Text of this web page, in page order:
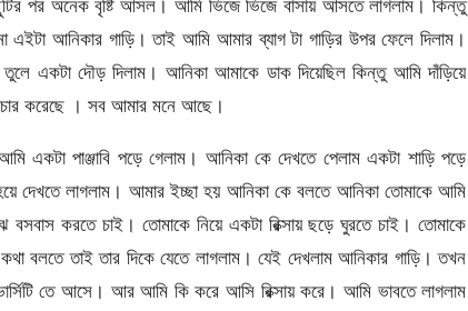
ছুটির পর অনেক বৃষ্টি আসল। আমি ভিজে ভিজে বাসায় আসতে লাগলাম। কিন্তু
আনিকার গাড়ি। তাই আমি আমার ব্যাগ টা গাড়ির উপর ফেলে দিলাম।
একটা দৌড় দিলাম। আনিকা আমাকে ডাক দিয়েছিল কিন্তু আমি দাঁড়িয়ে
করেছে । সব আমার মনে আছে।
একটা পাঞ্জাবি পড়ে গেলাম। আনিকা কে দেখতে পেলাম একটা শাড়ি পড়ে
দেখতে লাগলাম। আমার ইচ্ছা হয় আনিকা কে বলতে আনিকা তোমাকে আমি
বসবাস করতে চাই। তোমাকে নিয়ে একটা রিক্সায় ছড়ে ঘুরতে চাই। তোমাকে
বলতে তাই তার দিকে যেতে লাগলাম। যেই দেখলাম আনিকার গাড়ি। তখন
তে আসে। আর আমি কি করে আসি রিক্সায় করে। আমি ভাবতে লাগলাম